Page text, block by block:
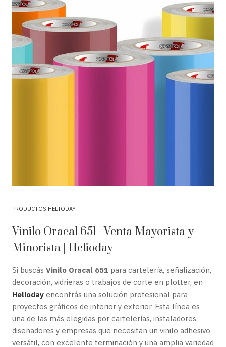
PRODUCTOS HELIODAY
Vinilo Oracal 651 | Venta Mayorista y
Minorista | Helioday
Si buscás Vinilo Oracal 651 para cartelería, señalización,
decoración, vidrieras o trabajos de corte en plotter, en
Helioday encontrás una solución profesional para
proyectos gráficos de interior y exterior. Esta línea es
una de las más elegidas por cartelerías, instaladores,
diseñadores y empresas que necesitan un vinilo adhesivo
versátil, con excelente terminación y una amplia variedad